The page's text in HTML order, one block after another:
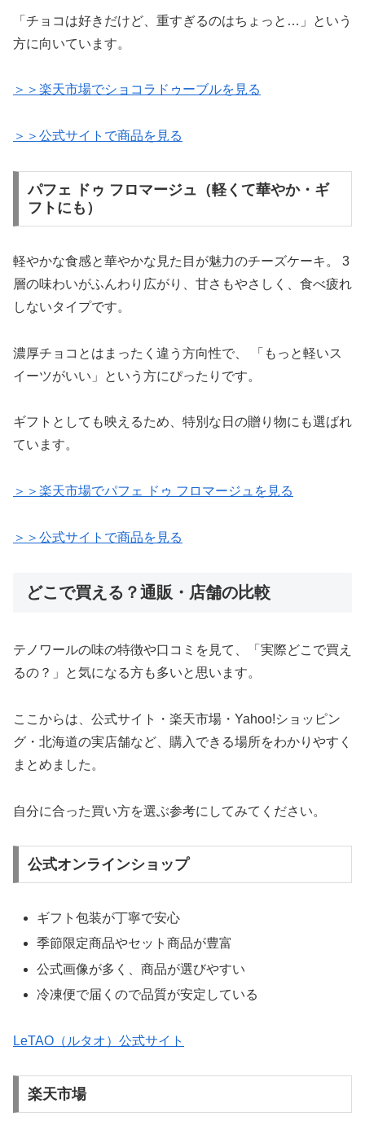
「チョコは好きだけど、重すぎるのはちょっと…」という
方に向いています。
＞＞楽天市場でショコラドゥーブルを見る
＞＞公式サイトで商品を見る
パフェ ドゥ フロマージュ（軽くて華やか・ギ
フトにも）
軽やかな食感と華やかな見た目が魅力のチーズケーキ。 3
層の味わいがふんわり広がり、甘さもやさしく、食べ疲れ
しないタイプです。
濃厚チョコとはまったく違う方向性で、 「もっと軽いス
イーツがいい」という方にぴったりです。
ギフトとしても映えるため、特別な日の贈り物にも選ばれ
ています。
＞＞楽天市場でパフェ ドゥ フロマージュを見る
＞＞公式サイトで商品を見る
どこで買える？通販・店舗の比較
テノワールの味の特徴や口コミを見て、「実際どこで買え
るの？」と気になる方も多いと思います。
ここからは、公式サイト・楽天市場・Yahoo!ショッピン
グ・北海道の実店舗など、購入できる場所をわかりやすく
まとめました。
自分に合った買い方を選ぶ参考にしてみてください。
公式オンラインショップ
ギフト包装が丁寧で安心
季節限定商品やセット商品が豊富
公式画像が多く、商品が選びやすい
冷凍便で届くので品質が安定している
LeTAO（ルタオ）公式サイト
楽天市場